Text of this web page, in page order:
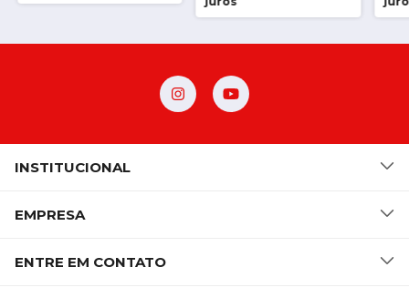
INSTITUCIONAL
EMPRESA
ENTRE EM CONTATO